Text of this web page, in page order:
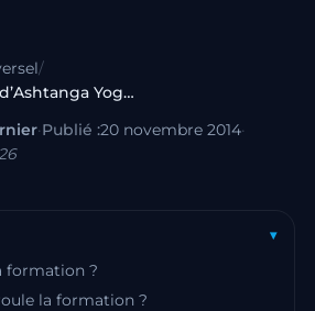
/
Devenir professeur d’Ashtanga Yoga grâce à…
·Publié :20 novembre 2014·
▾
formation ?
la formation ?